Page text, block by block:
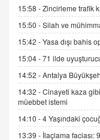
9.12.2025
İNCİ
Trump
06.07.2026
ADEM
Esed
11.12.2024
15:58 -Zincirleme trafik
15:50 -Silah ve
15:42 -Yasa dışı bahis
15:04 -71 ilde
14:52 -Antalya
14:32 -Cinayeti kaza gibi
müebbet istemi
14:10 -4 Yaşındaki
13:39 - İlaçlama faciası: